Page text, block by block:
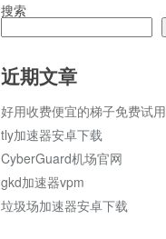
搜索
近期文章
好用收费便宜的梯子免费试用
tly加速器安卓下载
CyberGuard机场官网
gkd加速器vpm
垃圾场加速器安卓下载